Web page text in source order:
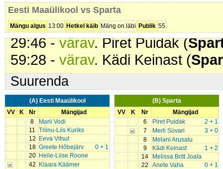
Eesti Maaülikool vs Sparta
Mängu algus 13:00 Hetkel käib Mäng on läbi Publik 55
15:25 -karistus (202 - Kepi
25:43 -värav. Merli Süvari (
29:46 -värav. Piret Puidak (
59:28 - värav. Kädi Keinast (
Suurenda
(A) Eesti Maaülikool
VV
K Nr
Mängijad
8
Marii Vodi
11 Triinu-Liis Kuriks
12
Eeva Vitsut
18
0 + 1
Greete Hõbejärv
20
Heile-Liise Roone
42
Klaara Käämer
(B) Sparta
VV
K Nr
Mängijad
6
2 + 1
Piret Puidak
7
3 + 0
Merli Süvari
8
Melani Arusalu
9
1 + 2
Kädi Keinast
14
Melissa Britt Joala
22
0 + 1
Anete Vaha